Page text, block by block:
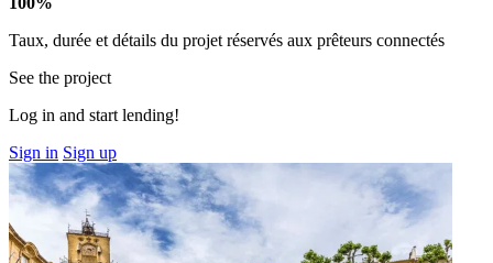
Taux, durée et détails du projet réservés aux prêteurs connectés
See the project
Log in and start lending!
Sign in Sign up